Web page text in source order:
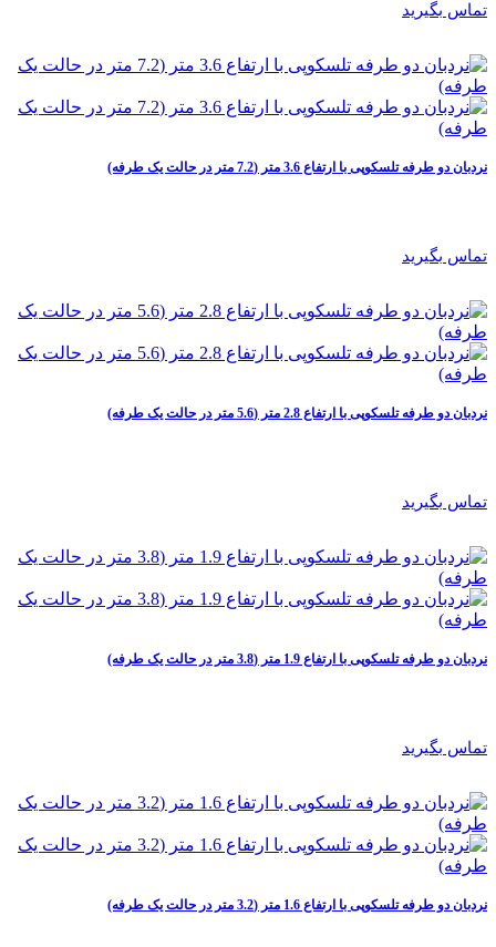
تماس بگیرید
نردبان دو طرفه تلسکوپی با ارتفاع 3.6 متر (7.2 متر در حالت یک طرفه)
تماس بگیرید
نردبان دو طرفه تلسکوپی با ارتفاع 2.8 متر (5.6 متر در حالت یک طرفه)
تماس بگیرید
نردبان دو طرفه تلسکوپی با ارتفاع 1.9 متر (3.8 متر در حالت یک طرفه)
تماس بگیرید
نردبان دو طرفه تلسکوپی با ارتفاع 1.6 متر (3.2 متر در حالت یک طرفه)